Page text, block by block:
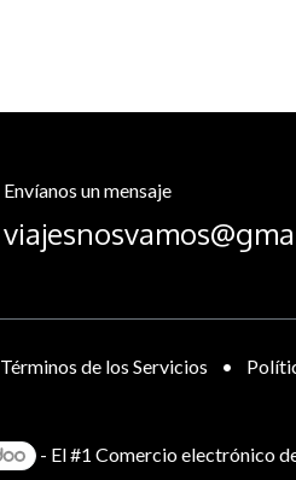
Envíanos un mensaje
Términos de los Servicios •
- El #1 Comercio electrónico